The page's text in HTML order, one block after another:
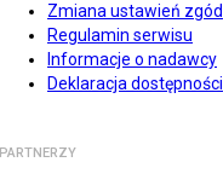
Zmiana ustawień zgód
Regulamin serwisu
Informacje o nadawcy
Deklaracja dostępności
PARTNERZY